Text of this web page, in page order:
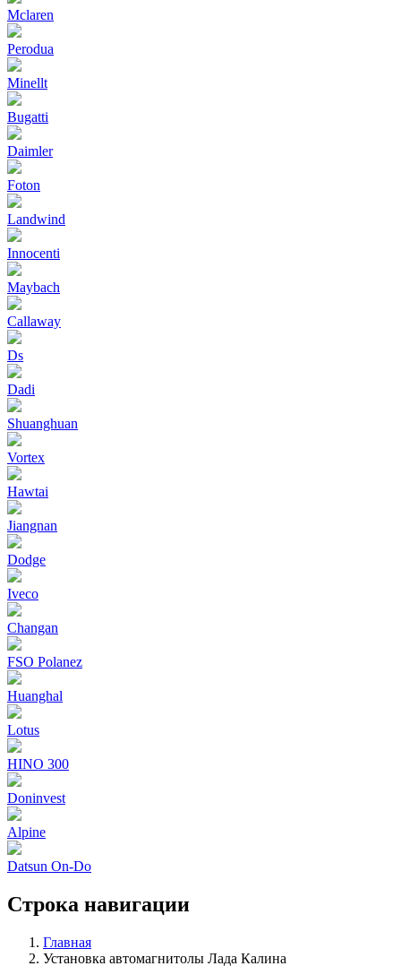
Mclaren
Perodua
Minellt
Bugatti
Daimler
Foton
Landwind
Innocenti
Maybach
Callaway
Ds
Dadi
Shuanghuan
Vortex
Hawtai
Jiangnan
Dodge
Iveco
Changan
FSO Polanez
Huanghal
Lotus
HINO 300
Doninvest
Alpine
Datsun On-Do
Строка навигации
Главная
Установка автомагнитолы Лада Калина